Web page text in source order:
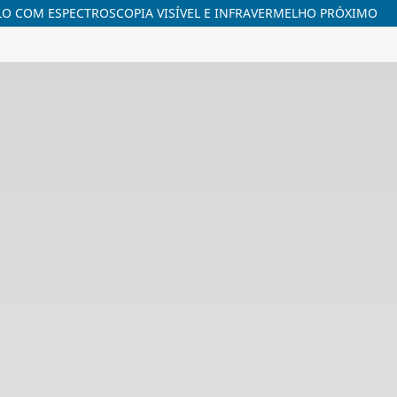
COM ESPECTROSCOPIA VISÍVEL E INFRAVERMELHO PRÓXIMO